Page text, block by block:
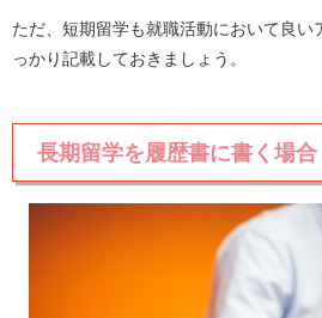
ただ、短期留学も就職活動において良い
っかり記載しておきましょう。
長期留学を履歴書に書く場合